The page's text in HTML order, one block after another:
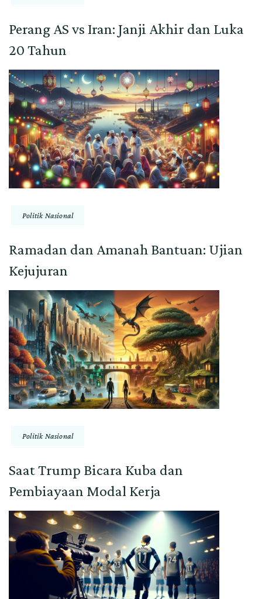
Perang AS vs Iran: Janji Akhir dan Luka
20 Tahun
Politik Nasional
Ramadan dan Amanah Bantuan: Ujian
Kejujuran
Politik Nasional
Saat Trump Bicara Kuba dan
Pembiayaan Modal Kerja